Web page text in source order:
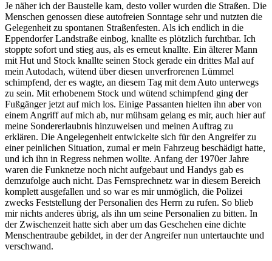
Je näher ich der Baustelle kam, desto voller wurden die Straßen. Die
Menschen genossen diese autofreien Sonntage sehr und nutzten die
Gelegenheit zu spontanen Straßenfesten. Als ich endlich in die
Eppendorfer Landstraße einbog, knallte es plötzlich furchtbar. Ich
stoppte sofort und stieg aus, als es erneut knallte. Ein älterer Mann
mit Hut und Stock knallte seinen Stock gerade ein drittes Mal auf
mein Autodach, wütend über diesen unverfrorenen Lümmel
schimpfend, der es wagte, an diesem Tag mit dem Auto unterwegs
zu sein. Mit erhobenem Stock und wütend schimpfend ging der
Fußgänger jetzt auf mich los. Einige Passanten hielten ihn aber von
einem Angriff auf mich ab, nur mühsam gelang es mir, auch hier auf
meine Sondererlaubnis hinzuweisen und meinen Auftrag zu
erklären. Die Angelegenheit entwickelte sich für den Angreifer zu
einer peinlichen Situation, zumal er mein Fahrzeug beschädigt hatte,
und ich ihn in Regress nehmen wollte. Anfang der 1970er Jahre
waren die Funknetze noch nicht aufgebaut und Handys gab es
demzufolge auch nicht. Das Fernsprechnetz war in diesem Bereich
komplett ausgefallen und so war es mir unmöglich, die Polizei
zwecks Feststellung der Personalien des Herrn zu rufen. So blieb
mir nichts anderes übrig, als ihn um seine Personalien zu bitten. In
der Zwischenzeit hatte sich aber um das Geschehen eine dichte
Menschentraube gebildet, in der der Angreifer nun untertauchte und
verschwand.